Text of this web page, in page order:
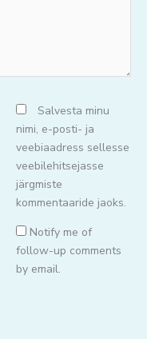
Salvesta minu
nimi, e-posti- ja
veebiaadress sellesse
veebilehitsejasse
järgmiste
kommentaaride jaoks.
Notify me of
follow-up comments
by email.